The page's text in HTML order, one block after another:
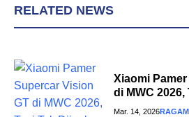
RELATED NEWS
Xiaomi
di MWC 2026,
Mar. 14, 2026RAGAM